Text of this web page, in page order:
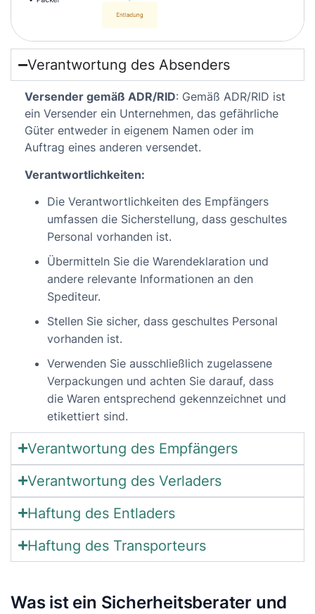
Verantwortung des Absenders
Versender gemäß ADR/RID: Gemäß ADR/RID ist
ein Versender ein Unternehmen, das gefährliche
Güter entweder in eigenem Namen oder im
Auftrag eines anderen versendet.
Verantwortlichkeiten:
Die Verantwortlichkeiten des Empfängers
umfassen die Sicherstellung, dass geschultes
Personal vorhanden ist.
Übermitteln Sie die Warendeklaration und
andere relevante Informationen an den
Spediteur.
Stellen Sie sicher, dass geschultes Personal
vorhanden ist.
Verwenden Sie ausschließlich zugelassene
Verpackungen und achten Sie darauf, dass
die Waren entsprechend gekennzeichnet und
etikettiert sind.
Verantwortung des Empfängers
Verantwortung des Verladers
Haftung des Entladers
Haftung des Transporteurs
Was ist ein Sicherheitsberater und